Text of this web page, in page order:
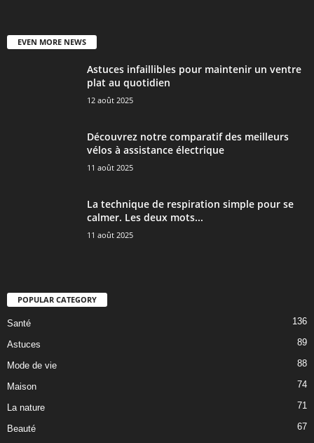
EVEN MORE NEWS
Astuces infaillibles pour maintenir un ventre
plat au quotidien
12 août 2025
Découvrez notre comparatif des meilleurs
vélos à assistance électrique
11 août 2025
La technique de respiration simple pour se
calmer. Les deux mots...
11 août 2025
POPULAR CATEGORY
Santé 136
Astuces 89
Mode de vie 88
Maison 74
La nature 71
Beauté
67